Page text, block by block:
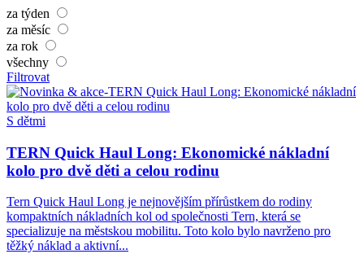
za týden
za měsíc
za rok
všechny
Filtrovat
S dětmi
TERN Quick Haul Long: Ekonomické nákladní
kolo pro dvě děti a celou rodinu
Tern Quick Haul Long je nejnovějším přírůstkem do rodiny
kompaktních nákladních kol od společnosti Tern, která se
specializuje na městskou mobilitu. Toto kolo bylo navrženo pro
těžký náklad a aktivní...